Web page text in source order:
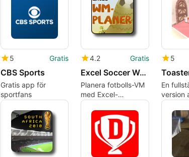
5 Gratis
CBS Sports
Gratis app för
sportfans
4.2 Gratis
Excel Soccer World Cup 2010 Planner
Planera fotbolls-VM
med Excel-
programmet
5
En
version